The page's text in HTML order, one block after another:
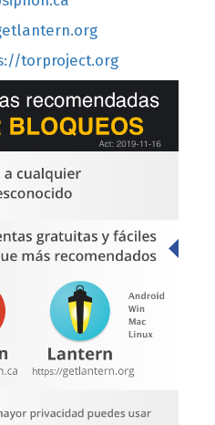
torproject.org